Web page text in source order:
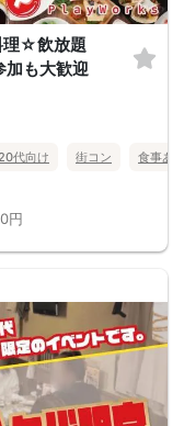
理☆飲放題
加も大歓迎
20代向け 街コン 食事あ
円